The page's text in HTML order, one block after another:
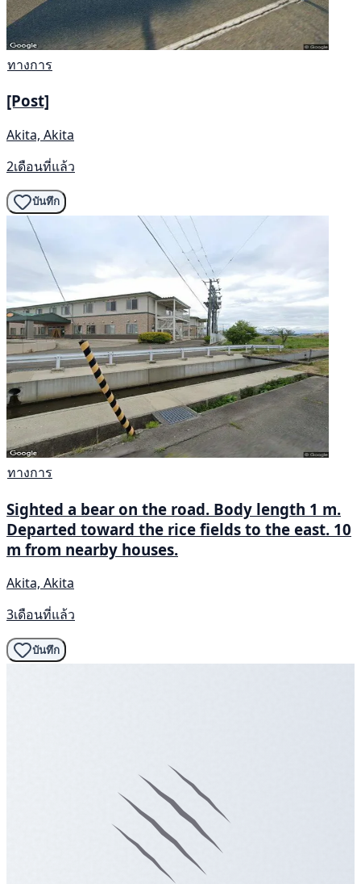
ทางการ
[Post]
Akita, Akita
2เดือนที่แล้ว
บันทึก
ทางการ
Sighted a bear on the road. Body length 1 m.
Departed toward the rice fields to the east. 10
m from nearby houses.
Akita, Akita
3เดือนที่แล้ว
บันทึก